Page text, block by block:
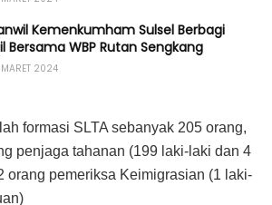
Kemenkumham Sulsel Berbagi
Bersama WBP Rutan Sengkang
2024
formasi SLTA sebanyak 205 orang,
penjaga tahanan (199 laki-laki dan 4
orang pemeriksa Keimigrasian (1 laki-